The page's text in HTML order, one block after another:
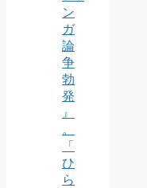
ン
ガ
論
争
勃
発
』
。
「
ひ
ら